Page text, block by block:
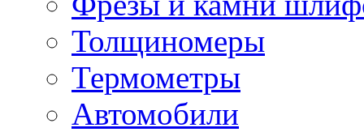
Толщиномеры
Термометры
Автомобили